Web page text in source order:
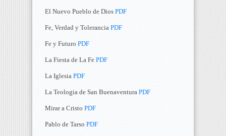
El Nuevo Pueblo de Dios PDF
Fe, Verdad y Tolerancia PDF
Fe y Futuro PDF
La Fiesta de La Fe PDF
La Iglesia PDF
La Teologia de San Buenaventura PDF
Mirar a Cristo PDF
Pablo de Tarso PDF